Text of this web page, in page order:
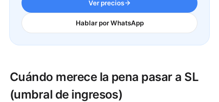
Ver precios
Hablar por WhatsApp
Cuándo merece la pena pasar a SL
(umbral de ingresos)